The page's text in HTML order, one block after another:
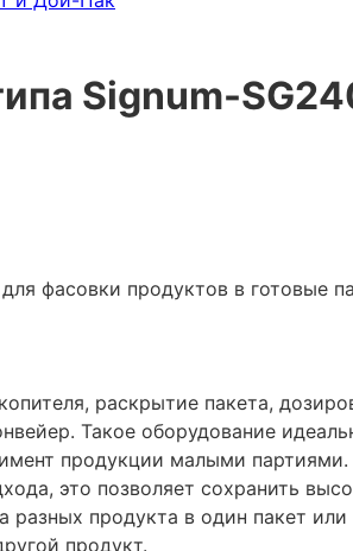
Signum-
фасовки продуктов в готовые
раскрытие пакета,
Такое оборудование
продукции малыми
это позволяет сохранить
разных продукта в один пакет
продукт.